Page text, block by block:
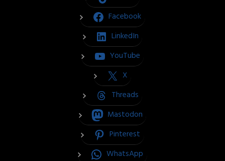
Facebook
LinkedIn
YouTube
X
Threads
Mastodon
Pinterest
WhatsApp